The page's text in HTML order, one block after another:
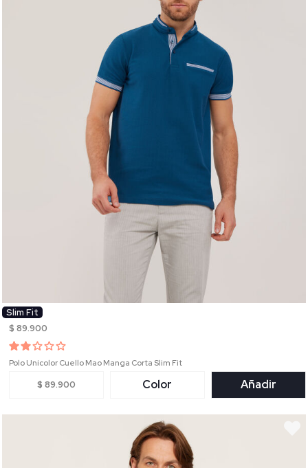
Slim Fit
$ 89.900
Polo Unicolor Cuello Mao Manga Corta Slim Fit
$ 89.900 Color Añadir